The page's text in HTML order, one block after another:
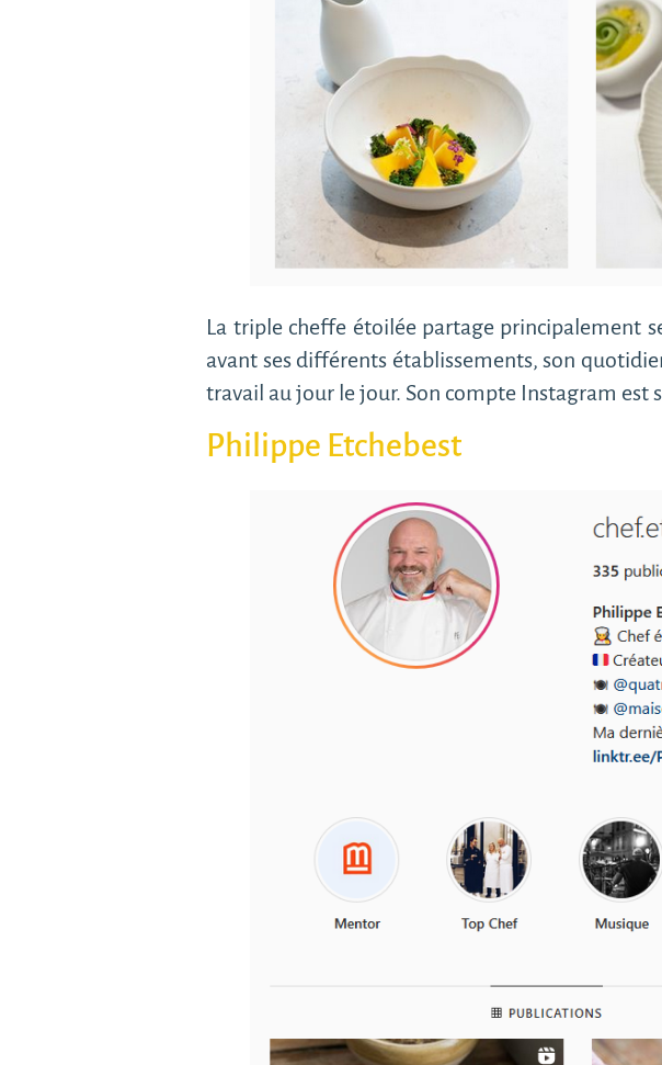
La triple cheffe étoilée partage principalement
avant ses différents établissements, son
travail au jour le jour. Son compte Instagram est
Philippe Etchebest